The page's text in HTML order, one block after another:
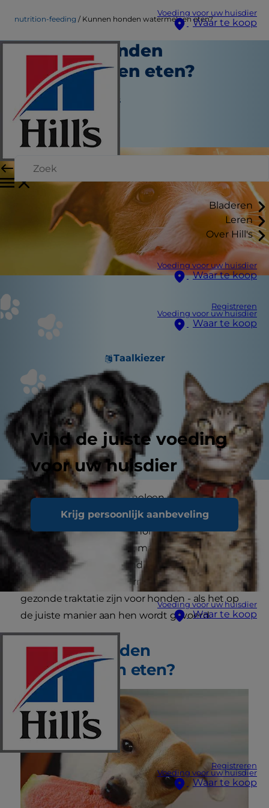
Voeding voor uw huisdier
Waar te koop
Bladeren
Leren
Over Hill's
Voeding voor uw huisdier
Waar te koop
Registreren
Voeding voor uw huisdier
Waar te koop
Taalkiezer
Vind de juiste voeding
voor uw huisdier
Krijg persoonlijk aanbeveling
Voeding voor uw huisdier
Waar te koop
Registreren
Voeding voor uw huisdier
Waar te koop
nutrition-feeding Kunnen honden watermeloen eten?
Kunnen honden
watermeloen eten?
Voeding en eten
Jean Marie Bauhaus
|
April 17, 2020
Kunnen honden watermeloen eten? Het is een
heerlijke zomertraktatie voor ons, maar is
watermeloen veilig voor honden? Als u van deze
sappige traktatie geniet, maar vreest dat het
niet goed is voor uw hond, dan heeft uw instinct
gedeeltelijk gelijk. Watermeloen kan een
gezonde traktatie zijn voor honden - als het op
de juiste manier aan hen wordt gevoerd.
Kunnen honden
watermeloen eten?